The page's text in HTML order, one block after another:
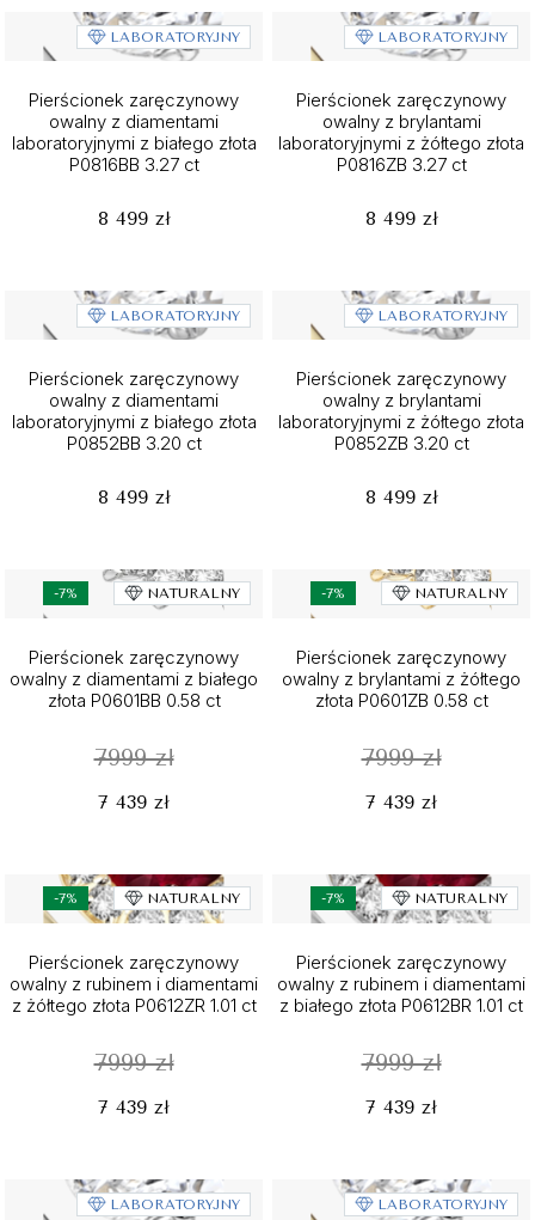
LABORATORYJNY
Pierścionek zaręczynowy
owalny z diamentami
laboratoryjnymi z białego złota
P0816BB 3.27 ct
8 499 zł
LABORATORYJNY
Pierścionek zaręczynowy
owalny z brylantami
laboratoryjnymi z żółtego złota
P0816ZB 3.27 ct
8 499 zł
LABORATORYJNY
Pierścionek zaręczynowy
owalny z diamentami
laboratoryjnymi z białego złota
P0852BB 3.20 ct
8 499 zł
LABORATORYJNY
Pierścionek zaręczynowy
owalny z brylantami
laboratoryjnymi z żółtego złota
P0852ZB 3.20 ct
8 499 zł
-7% NATURALNY
Pierścionek zaręczynowy
owalny z diamentami z białego
złota P0601BB 0.58 ct
7999 zł
7 439 zł
-7% NATURALNY
Pierścionek zaręczynowy
owalny z brylantami z żółtego
złota P0601ZB 0.58 ct
7999 zł
7 439 zł
-7% NATURALNY
Pierścionek zaręczynowy
owalny z rubinem i diamentami
z żółtego złota P0612ZR 1.01 ct
7999 zł
7 439 zł
-7% NATURALNY
Pierścionek zaręczynowy
owalny z rubinem i diamentami
z białego złota P0612BR 1.01 ct
7999 zł
7 439 zł
LABORATORYJNY LABORATORYJNY